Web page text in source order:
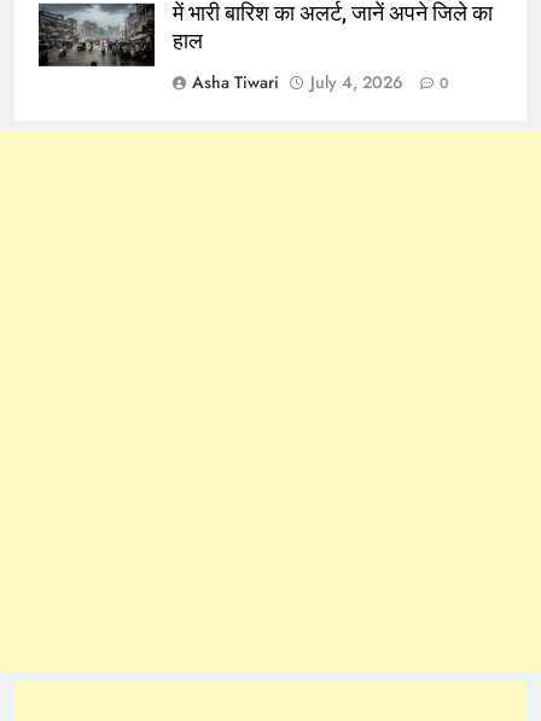
में भारी बारिश का अलर्ट, जानें अपने जिले का
हाल
Asha Tiwari
July 4, 2026 0